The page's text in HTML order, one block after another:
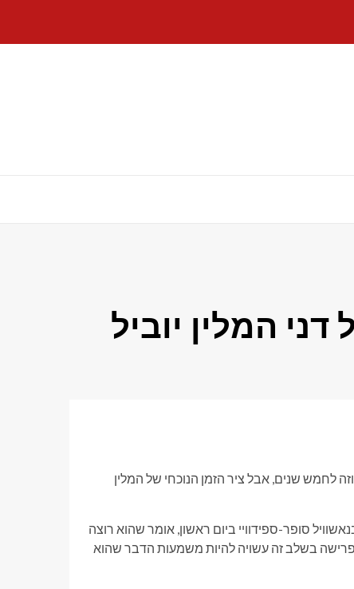
המלין יוביל
לחמש שנים, אבל ציר הזמן הנוכחי של המלין
בן 45, שזה עתה זכה במקום ה-62 בקריירה בנאשוויל סופר-ספידוויי ביום ראשון, אומר שהוא רוצה
בשלב זה עשויה להיות משמעות הדבר שהוא